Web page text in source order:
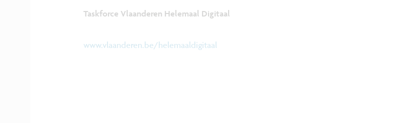
Taskforce Vlaanderen Helemaal Digitaal
www.vlaanderen.be/helemaaldigitaal